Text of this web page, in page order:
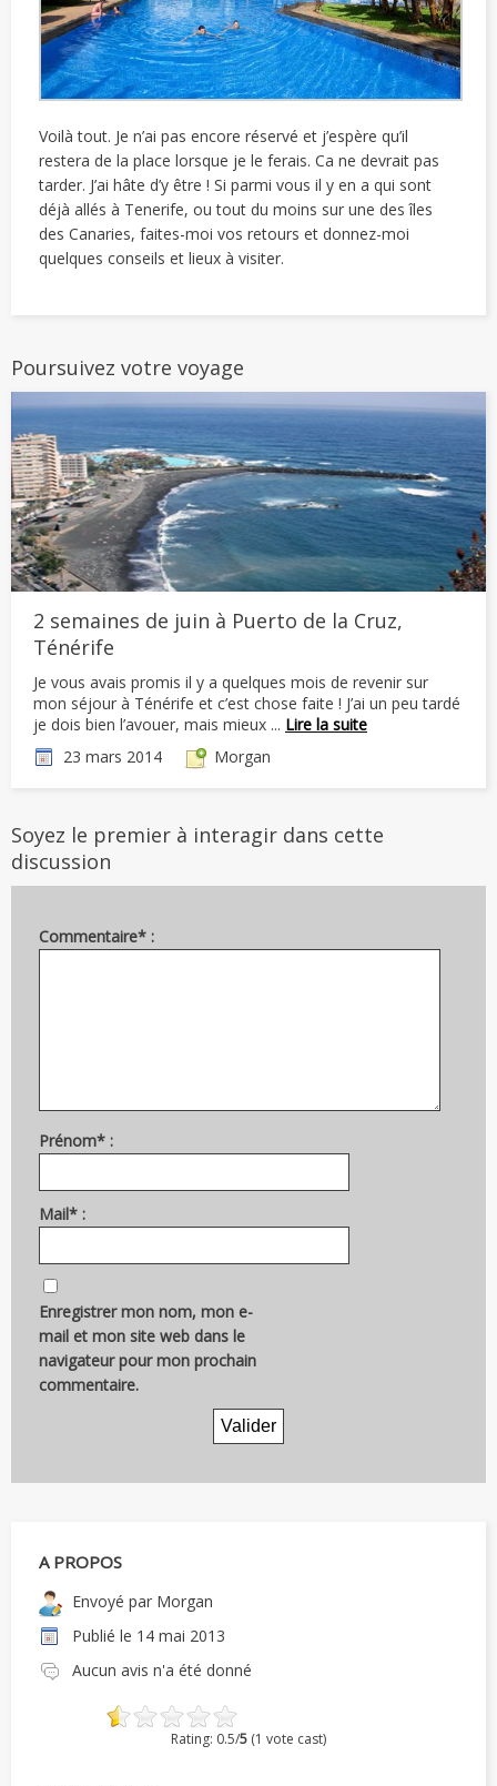
Voilà tout. Je n’ai pas encore réservé et j’espère qu’il
restera de la place lorsque je le ferais. Ca ne devrait pas
tarder. J’ai hâte d’y être ! Si parmi vous il y en a qui sont
déjà allés à Tenerife, ou tout du moins sur une des îles
des Canaries, faites-moi vos retours et donnez-moi
quelques conseils et lieux à visiter.
Poursuivez votre voyage
2 semaines de juin à Puerto de la Cruz,
Ténérife
Je vous avais promis il y a quelques mois de revenir sur
mon séjour à Ténérife et c’est chose faite ! J’ai un peu tardé
je dois bien l’avouer, mais mieux ... Lire la suite
23 mars 2014
Morgan
Soyez le premier à interagir dans cette
discussion
Commentaire* :
Prénom* :
Mail* :
Enregistrer mon nom, mon e-
mail et mon site web dans le
navigateur pour mon prochain
commentaire.
A PROPOS
Envoyé par Morgan
Publié le 14 mai 2013
Aucun avis n'a été donné
Rating: 0.5/5 (1 vote cast)